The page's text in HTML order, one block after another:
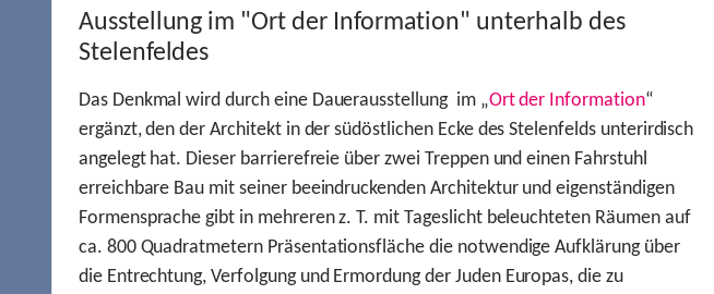
Ausstellung im "Ort der Information" unterhalb des
Stelenfeldes
Das Denkmal wird durch eine Dauerausstellung im „Ort der Information“
ergänzt, den der Architekt in der südöstlichen Ecke des Stelenfelds unterirdisch
angelegt hat. Dieser barrierefreie über zwei Treppen und einen Fahrstuhl
erreichbare Bau mit seiner beeindruckenden Architektur und eigenständigen
Formensprache gibt in mehreren z. T. mit Tageslicht beleuchteten Räumen auf
ca. 800 Quadratmetern Präsentationsfläche die notwendige Aufklärung über
die Entrechtung, Verfolgung und Ermordung der Juden Europas, die zu